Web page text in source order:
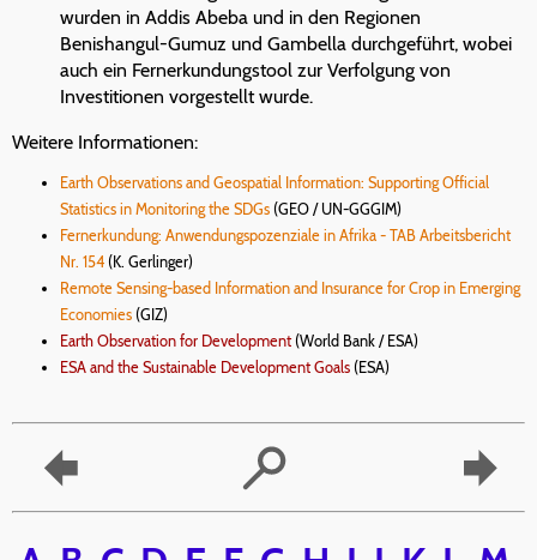
wurden in Addis Abeba und in den Regionen
Benishangul-Gumuz und Gambella durchgeführt, wobei
auch ein Fernerkundungstool zur Verfolgung von
Investitionen vorgestellt wurde.
Weitere Informationen:
Earth Observations and Geospatial Information: Supporting Official
Statistics in Monitoring the SDGs (GEO / UN-GGGIM)
Fernerkundung: Anwendungspozenziale in Afrika - TAB Arbeitsbericht
Nr. 154 (K. Gerlinger)
Remote Sensing-based Information and Insurance for Crop in Emerging
Economies (GIZ)
Earth Observation for Development(World Bank / ESA)
ESA and the Sustainable Development Goals (ESA)